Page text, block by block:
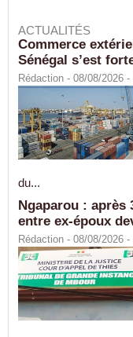
ACTUALITÉS
Commerce
Sénégal s’est
Rédaction - 08/08/2026 -
du...
Ngaparou : après
entre ex-époux
Rédaction - 08/08/2026 -